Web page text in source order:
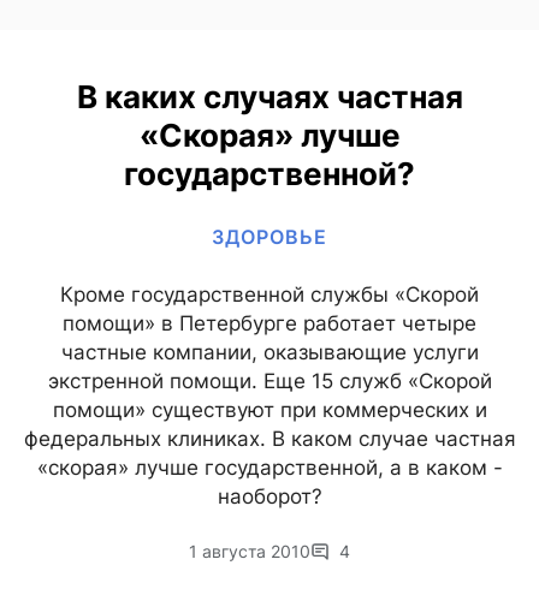
В каких случаях частная
«Скорая» лучше
государственной?
ЗДОРОВЬЕ
Кроме государственной службы «Скорой
помощи» в Петербурге работает четыре
частные компании, оказывающие услуги
экстренной помощи. Еще 15 служб «Скорой
помощи» существуют при коммерческих и
федеральных клиниках. В каком случае частная
«скорая» лучше государственной, а в каком -
наоборот?
1 августа 2010 4